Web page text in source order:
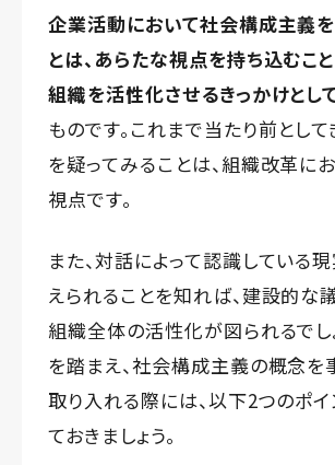
企業活動において社会構成主義
とは、あらたな視点を持ち込むこと
組織を活性化させるきっかけとし
ものです。これまで当たり前とし
を疑ってみることは、組織改革に
視点です。
また、対話によって認識している
えられることを知れば、建設的な
組織全体の活性化が図られるでし
を踏まえ、社会構成主義の概念を
取り入れる際には、以下2つのポイ
ておきましょう。